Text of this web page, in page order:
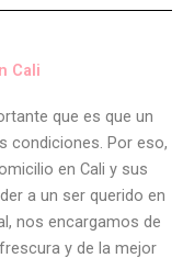
Cali
que es que un
condiciones. Por eso,
en Cali y sus
a un ser querido en
nos encargamos de
y de la mejor